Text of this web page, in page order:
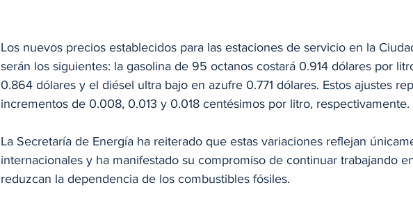
Los nuevos precios establecidos para las estaciones de servicio en la
serán los siguientes: la gasolina de 95 octanos costará 0.914 dólares por
0.864 dólares y el diésel ultra bajo en azufre 0.771 dólares. Estos ajustes
incrementos de 0.008, 0.013 y 0.018 centésimos por litro, respectivamente.
La Secretaría de Energía ha reiterado que estas variaciones reflejan
internacionales y ha manifestado su compromiso de continuar trabajando
reduzcan la dependencia de los combustibles fósiles.